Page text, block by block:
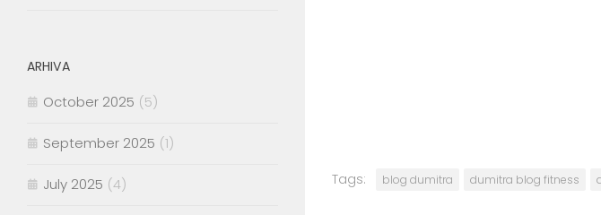
Tags: blog dumitra dumitra blog fitness
ARHIVA
October 2025 (5)
September 2025 (1)
July 2025 (4)